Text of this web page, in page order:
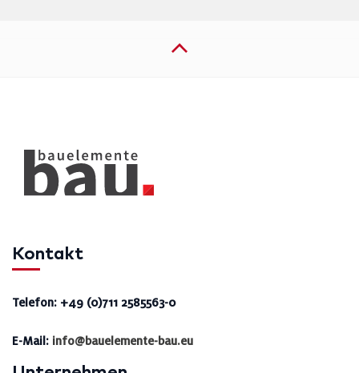
Kontakt
Telefon: +49 (0)711 2585563-0
E-Mail: info@bauelemente-bau.eu